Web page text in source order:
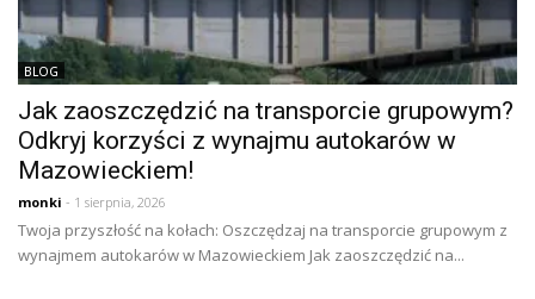
BLOG
Jak zaoszczędzić na transporcie grupowym?
Odkryj korzyści z wynajmu autokarów w
Mazowieckiem!
monki - 1 sierpnia, 2026
Twoja przyszłość na kołach: Oszczędzaj na transporcie grupowym z
wynajmem autokarów w Mazowieckiem Jak zaoszczędzić na...